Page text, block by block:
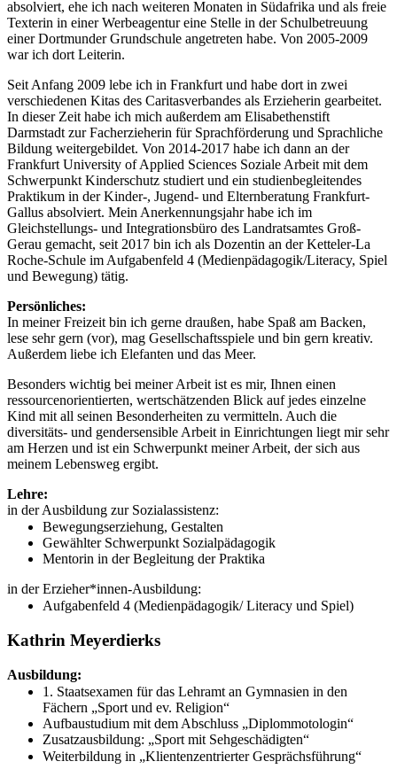
absolviert, ehe ich nach weiteren Monaten in Südafrika und als freie
Texterin in einer Werbeagentur eine Stelle in der Schulbetreuung
einer Dortmunder Grundschule angetreten habe. Von 2005-2009
war ich dort Leiterin.
Seit Anfang 2009 lebe ich in Frankfurt und habe dort in zwei
verschiedenen Kitas des Caritasverbandes als Erzieherin gearbeitet.
In dieser Zeit habe ich mich außerdem am Elisabethenstift
Darmstadt zur Facherzieherin für Sprachförderung und Sprachliche
Bildung weitergebildet. Von 2014-2017 habe ich dann an der
Frankfurt University of Applied Sciences Soziale Arbeit mit dem
Schwerpunkt Kinderschutz studiert und ein studienbegleitendes
Praktikum in der Kinder-, Jugend- und Elternberatung Frankfurt-
Gallus absolviert. Mein Anerkennungsjahr habe ich im
Gleichstellungs- und Integrationsbüro des Landratsamtes Groß-
Gerau gemacht, seit 2017 bin ich als Dozentin an der Ketteler-La
Roche-Schule im Aufgabenfeld 4 (Medienpädagogik/Literacy, Spiel
und Bewegung) tätig.
Persönliches:
In meiner Freizeit bin ich gerne draußen, habe Spaß am Backen,
lese sehr gern (vor), mag Gesellschaftsspiele und bin gern kreativ.
Außerdem liebe ich Elefanten und das Meer.
Besonders wichtig bei meiner Arbeit ist es mir, Ihnen einen
ressourcenorientierten, wertschätzenden Blick auf jedes einzelne
Kind mit all seinen Besonderheiten zu vermitteln. Auch die
diversitäts- und gendersensible Arbeit in Einrichtungen liegt mir sehr
am Herzen und ist ein Schwerpunkt meiner Arbeit, der sich aus
meinem Lebensweg ergibt.
Lehre:
in der Ausbildung zur Sozialassistenz:
Bewegungserziehung, Gestalten
Gewählter Schwerpunkt Sozialpädagogik
Mentorin in der Begleitung der Praktika
in der Erzieher*innen-Ausbildung:
Aufgabenfeld 4 (Medienpädagogik/ Literacy und Spiel)
Kathrin Meyerdierks
Ausbildung:
1. Staatsexamen für das Lehramt an Gymnasien in den
Fächern „Sport und ev. Religion“
Aufbaustudium mit dem Abschluss „Diplommotologin“
Zusatzausbildung: „Sport mit Sehgeschädigten“
Weiterbildung in „Klientenzentrierter Gesprächsführung“